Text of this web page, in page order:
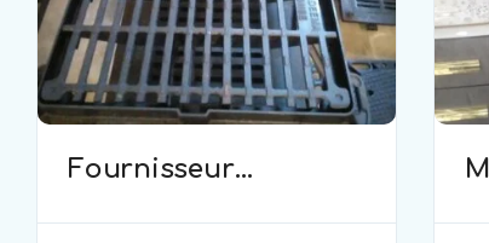
Fournisseur
commerciaux et